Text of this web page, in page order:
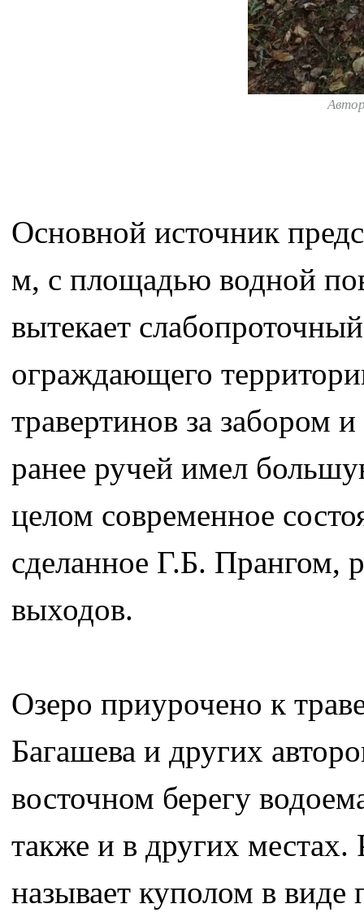
Основной источник
м, с площадью водной
вытекает
ограждающего
травертинов за забором
ранее ручей имел
целом современное
сделанное Г.Б. Прангом,
выходов.
Озеро приурочено к
Багашева и других
восточном берегу
также и в других местах.
называет куполом в виде